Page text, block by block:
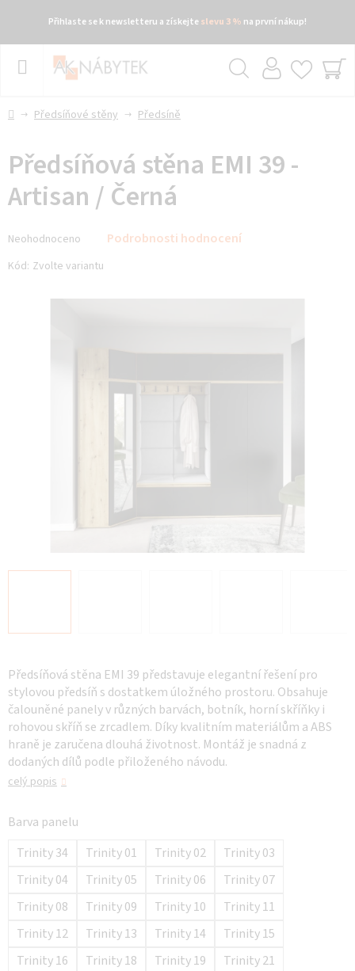
Přihlaste se k newsletteru a získejteslevu 3 % na první nákup!
Přejít
DomůPředsíňové stěny Předsíně
Předsíňová stěna EMI 39 představuje elegantní řešení pro
stylovou předsíň s dostatkem úložného prostoru. Obsahuje
čalouněné panely v různých barvách, botník, horní skříňky i
rohovou skříň se zrcadlem. Díky kvalitním materiálům a ABS
hraně je zaručena dlouhá životnost. Montáž je snadná z
dodaných dílů podle přiloženého návodu.
celý popis
Barva panelu
Trinity 34
Trinity 01 Trinity 02
Trinity 03
Trinity 04
Trinity 05 Trinity 06
Trinity 07
Trinity 08
Trinity 09 Trinity 10
Trinity 11
Trinity 12
Trinity 13 Trinity 14
Trinity 15
Trinity 16
Trinity 18 Trinity 19
Trinity 21
Předsíňová stěna EMI 39 -
Artisan / Černá
hodnocení
produktu
Neohodnoceno Podrobnosti hodnocení
Kód: Zvolte variantu